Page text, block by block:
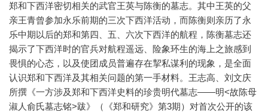
郑和下西洋密切相关的武官王英与陈衡的墓志。其中王英的父
亲王青曾参加永乐前期的三次下西洋活动，而陈衡则亲历了永
乐中期以后的郑和第四、五、六次下西洋的航程，陈衡墓志还
揭示了下西洋时的官兵对航程遥远、险象环生的海上之旅感到
畏惧的心态，以及使团成员普遍存在挈私谋利的现象，是全面
认识郑和下西洋及其相关问题的第一手材料。王志高、刘文庆
所撰《一方涉及郑和下西洋史料的珍贵明代墓志——明<故陈母
淑人俞氏墓志铭>跋》（《郑和研究》第3期）对首次公开的该